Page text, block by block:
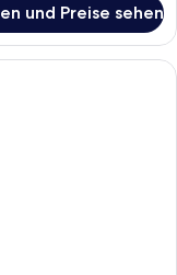
und Preise sehen